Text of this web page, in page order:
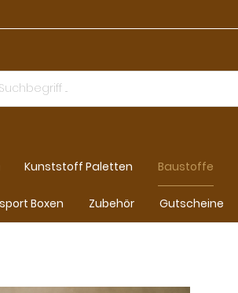
Kunststoff Paletten Baustoffe
Boxen Zubehör Gutscheine